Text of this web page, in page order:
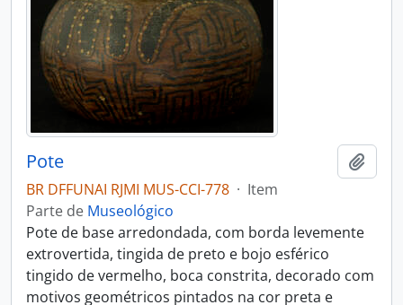
Pote
BR DFFUNAI RJMI MUS-CCI-778 · Item
Parte de Museológico
Pote de base arredondada, com borda levemente
extrovertida, tingida de preto e bojo esférico
tingido de vermelho, boca constrita, decorado com
motivos geométricos pintados na cor preta e